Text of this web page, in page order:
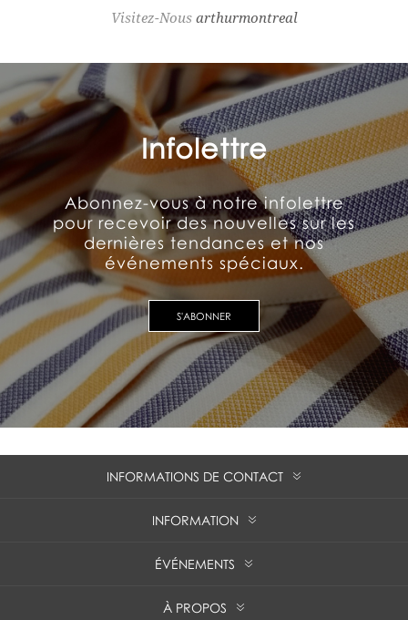
Visitez-Nous arthurmontreal
Infolettre
Abonnez-vous à notre infolettre
pour recevoir des nouvelles sur les
dernières tendances et nos
événements spéciaux.
S'ABONNER
INFORMATIONS DE CONTACT
INFORMATION
ÉVÉNEMENTS
À PROPOS